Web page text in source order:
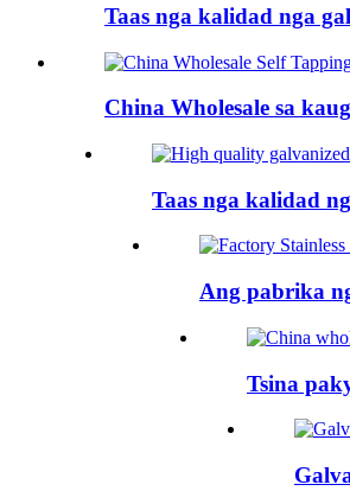
Taas nga kalidad nga
China Wholesale sa
Taas nga kalidad
Ang pabrika
Tsina